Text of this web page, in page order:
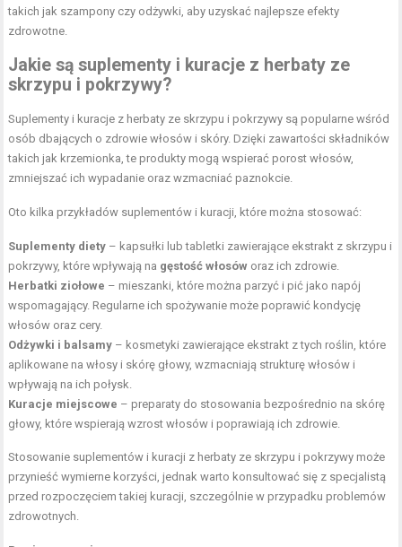
takich jak szampony czy odżywki, aby uzyskać najlepsze efekty
zdrowotne.
Jakie są suplementy i kuracje z herbaty ze
skrzypu i pokrzywy?
Suplementy i kuracje z herbaty ze skrzypu i pokrzywy są popularne wśród
osób dbających o zdrowie włosów i skóry. Dzięki zawartości składników
takich jak krzemionka, te produkty mogą wspierać porost włosów,
zmniejszać ich wypadanie oraz wzmacniać paznokcie.
Oto kilka przykładów suplementów i kuracji, które można stosować:
Suplementy diety – kapsułki lub tabletki zawierające ekstrakt z skrzypu i
pokrzywy, które wpływają na gęstość włosów oraz ich zdrowie.
Herbatki ziołowe – mieszanki, które można parzyć i pić jako napój
wspomagający. Regularne ich spożywanie może poprawić kondycję
włosów oraz cery.
Odżywki i balsamy – kosmetyki zawierające ekstrakt z tych roślin, które
aplikowane na włosy i skórę głowy, wzmacniają strukturę włosów i
wpływają na ich połysk.
Kuracje miejscowe – preparaty do stosowania bezpośrednio na skórę
głowy, które wspierają wzrost włosów i poprawiają ich zdrowie.
Stosowanie suplementów i kuracji z herbaty ze skrzypu i pokrzywy może
przynieść wymierne korzyści, jednak warto konsultować się z specjalistą
przed rozpoczęciem takiej kuracji, szczególnie w przypadku problemów
zdrowotnych.